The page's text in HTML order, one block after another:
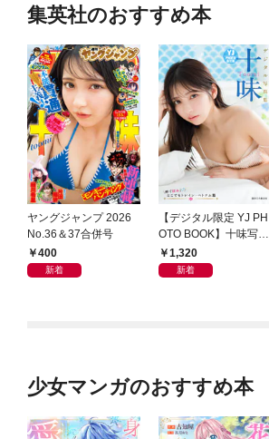
集英社のおすすめ本
ヤングジャンプ 2026
No.36＆37合併号
400
新着
【デジタル限定 YJ PH
OTO BOOK】十味写真
集「続・『ぽみ』！？
どこでもトレイン・ベ
1,320
新着
少女マンガのおすすめ本